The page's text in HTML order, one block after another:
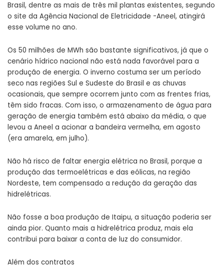
Brasil, dentre as mais de três mil plantas existentes, segundo
o site da Agência Nacional de Eletricidade -Aneel, atingirá
esse volume no ano.
Os 50 milhões de MWh são bastante significativos, já que o
cenário hídrico nacional não está nada favorável para a
produção de energia. O inverno costuma ser um período
seco nas regiões Sul e Sudeste do Brasil e as chuvas
ocasionais, que sempre ocorrem junto com as frentes frias,
têm sido fracas. Com isso, o armazenamento de água para
geração de energia também está abaixo da média, o que
levou a Aneel a acionar a bandeira vermelha, em agosto
(era amarela, em julho).
Não há risco de faltar energia elétrica no Brasil, porque a
produção das termoelétricas e das eólicas, na região
Nordeste, tem compensado a redução da geração das
hidrelétricas.
Não fosse a boa produção de Itaipu, a situação poderia ser
ainda pior. Quanto mais a hidrelétrica produz, mais ela
contribui para baixar a conta de luz do consumidor.
Além dos contratos